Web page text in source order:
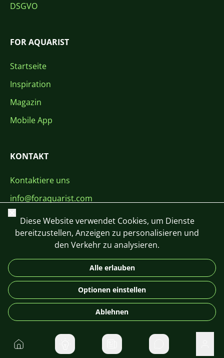
DSGVO
FOR AQUARIST
Startseite
Inspiration
Magazin
Mobile App
KONTAKT
Kontaktiere uns
info@foraquarist.com
+420 603 449 602
DE
© 2026 For Aquarist
Startseite
Schließen
Diese Website verwendet Cookies, um Dienste
bereitzustellen, Anzeigen zu personalisieren und
den Verkehr zu analysieren.
Alle erlauben
Optionen einstellen
Ablehnen